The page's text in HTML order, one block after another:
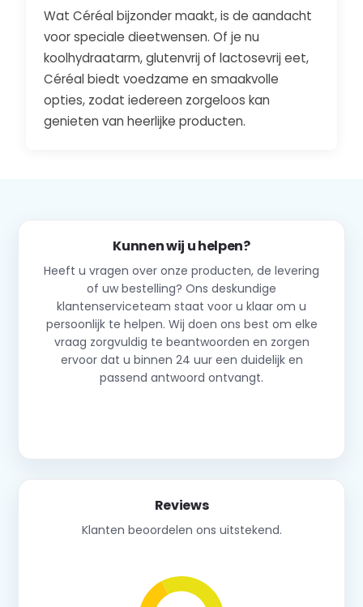
Wat Céréal bijzonder maakt, is de aandacht
voor speciale dieetwensen. Of je nu
koolhydraatarm, glutenvrij of lactosevrij eet,
Céréal biedt voedzame en smaakvolle
opties, zodat iedereen zorgeloos kan
genieten van heerlijke producten.
Kunnen wij u helpen?
Heeft u vragen over onze producten, de levering
of uw bestelling? Ons deskundige
klantenserviceteam staat voor u klaar om u
persoonlijk te helpen. Wij doen ons best om elke
vraag zorgvuldig te beantwoorden en zorgen
ervoor dat u binnen 24 uur een duidelijk en
passend antwoord ontvangt.
Reviews
Klanten beoordelen ons uitstekend.